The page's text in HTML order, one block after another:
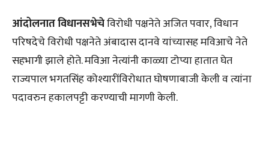
आंदोलनात विधानसभेचेविरोधी पक्षनेते अजित पवार, विधान
परिषदेचे विरोधी पक्षनेते अंबादास दानवे यांच्यासह मविआचे नेते
सहभागी झाले होते. मविआ नेत्यांनी काळ्या टोप्या हातात घेत
राज्यपाल भगतसिंह कोश्यारींविरोधात घोषणाबाजी केली व त्यांना
पदावरुन हकालपट्टी करण्याची मागणी केली.